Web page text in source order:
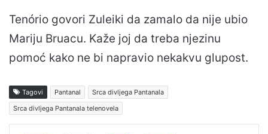
Tenório govori Zuleiki da zamalo da nije ubio
Mariju Bruacu. Kaže joj da treba njezinu
pomoć kako ne bi napravio nekakvu glupost.
Tagovi Pantanal
Srca divljega Pantanala
Srca divljega Pantanala telenovela